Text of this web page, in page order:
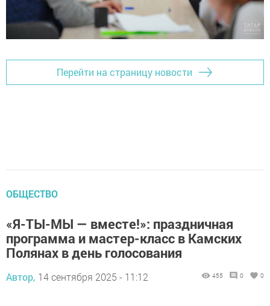
Перейти на страницу новости
ОБЩЕСТВО
«Я-ТЫ-МЫ — вместе!»: праздничная
программа и мастер-класс в Камских
Полянах в день голосования
Автор, 14 сентября 2025 - 11:12 455 0 0